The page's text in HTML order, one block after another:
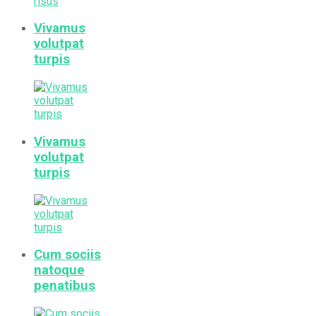
Vivamus
volutpat
turpis
Vivamus
volutpat
turpis
Cum sociis
natoque
penatibus